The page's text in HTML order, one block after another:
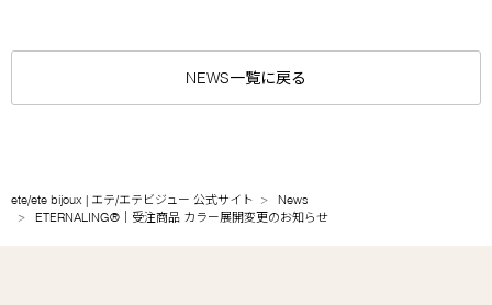
NEWS一覧に戻る
ete/ete bijoux | エテ/エテビジュー 公式サイト
News
ETERNALING®｜受注商品 カラー展開変更のお知らせ